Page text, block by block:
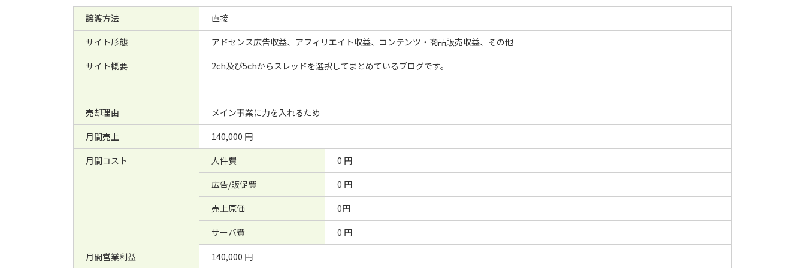
譲渡方法
直接
サイト形態
アドセンス広告収益、アフィリエイト収益、コンテンツ・商品販売収益、その他
サイト概要
2ch及び5chからスレッドを選択してまとめているブログです。
売却理由
メイン事業に力を入れるため
月間売上
140,000 円
月間コスト
人件費
0 円
広告/販促費
0 円
売上原価
0円
サーバ費
0 円
月間営業利益
140,000 円